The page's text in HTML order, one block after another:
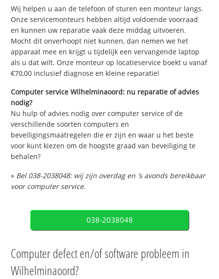
Wij helpen u aan de telefoon of sturen een monteur langs.
Onze servicemonteurs hebben altijd voldoende voorraad
en kunnen uw reparatie vaak deze middag uitvoeren.
Mocht dit onverhoopt niet kunnen, dan nemen we het
apparaat mee en krijgt u tijdelijk een vervangende laptop
als u dat wilt. Onze monteur op locatieservice boekt u vanaf
€70,00 inclusief diagnose en kleine reparatie!
Computer service Wilhelminaoord: nu reparatie of advies
nodig?
Nu hulp of advies nodig over computer service of de
verschillende soorten computers en
beveiligingsmaatregelen die er zijn en waar u het beste
voor kunt kiezen om de hoogste graad van beveiliging te
behalen?
» Bel 038-2038048: wij zijn overdag en 's avonds bereikbaar
voor computer service.
038-2038048
Computer defect en/of software probleem in
Wilhelminaoord?